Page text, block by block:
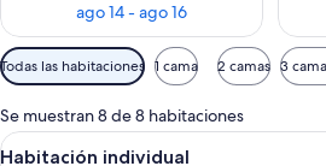
ago 14 - ago 16
Filtros
disponibles
para
las
habitaciones
Todas las habitaciones 1 cama 2 camas 3
Se muestran 8 de 8 habitaciones
Abrir
Una
3
Habitación individual